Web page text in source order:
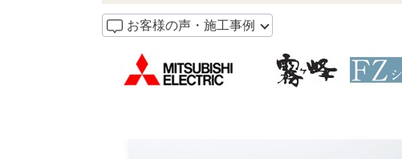
お客様の声・施工事例